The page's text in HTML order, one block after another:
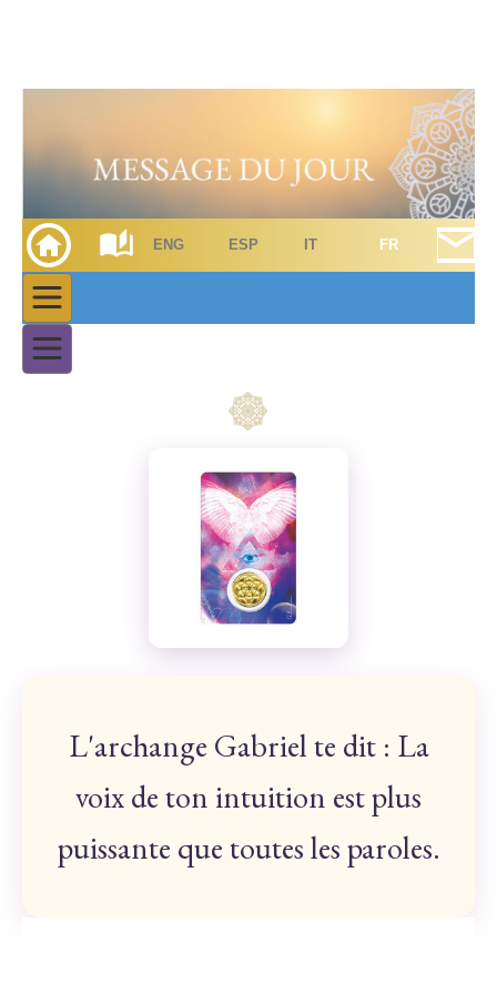
ENG ESP IT FR
L'archange Gabriel te dit : La
voix de ton intuition est plus
puissante que toutes les paroles.